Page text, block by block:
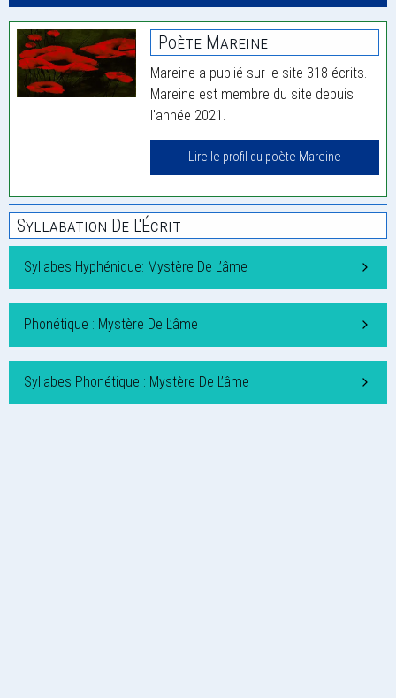
Poète Mareine
Mareine a publié sur le site 318 écrits.
Mareine est membre du site depuis
l'année 2021.
Lire le profil du poète Mareine
Syllabation De L'Écrit
Syllabes Hyphénique: Mystère De L’âme
Phonétique : Mystère De L’âme
Syllabes Phonétique : Mystère De L’âme